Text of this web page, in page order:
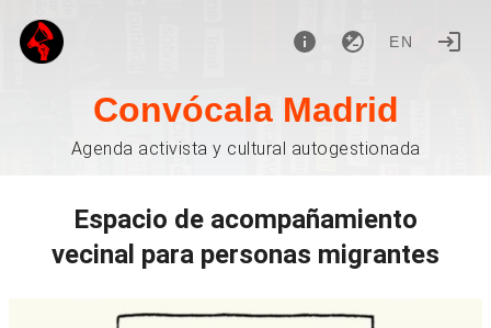
EN
Convócala Madrid
Agenda activista y cultural autogestionada
Espacio de acompañamiento
vecinal para personas migrantes